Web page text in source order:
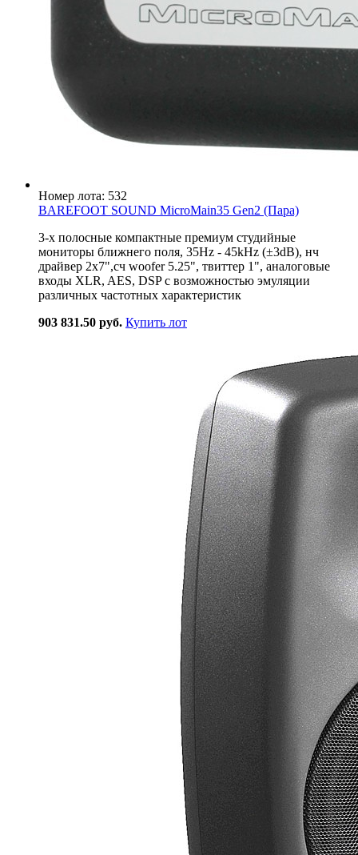
Номер лота: 532
BAREFOOT SOUND MicroMain35 Gen2 (Пара)
3-х полосные компактные премиум студийные
мониторы ближнего поля, 35Hz - 45kHz (±3dB), нч
драйвер 2x7",сч woofer 5.25", твиттер 1", аналоговые
входы XLR, AES, DSP с возможностью эмуляции
различных частотных характеристик
903 831.50 руб. Купить лот